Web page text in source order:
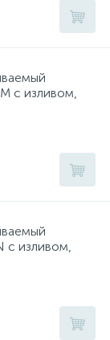
с изливом,
с изливом,